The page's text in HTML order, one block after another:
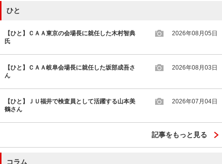
ひと
【ひと】ＣＡＡ東京の会場長に就任した木村智典
氏
2026年08月05日
【ひと】ＣＡＡ岐阜会場長に就任した坂部成吾さ
ん
2026年08月03日
【ひと】ＪＵ福井で検査員として活躍する山本美
鶴さん
2026年07月04日
記事をもっと見る
コラム